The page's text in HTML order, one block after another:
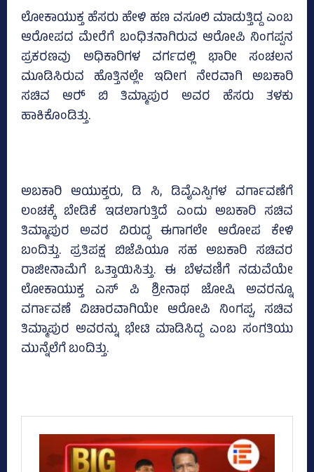
ಲೋಕಾಯುಕ್ತ ಹೆಸರು ಹೇಳಿ ಹಣ ವಸೂಲಿ ಮಾಡುತ್ತಿದ್ದ ಎಂಬ
ಆರೋಪದ ಮೇರೆಗೆ ಬಂಧಿತನಾಗಿರುವ ಆರೋಪಿ ನಿಂಗಪ್ಪನ
ಪ್ರಕರಣವು ಅಧಿಕಾರಿಗಳ ವರ್ಗದಲ್ಲಿ ಭಾರೀ ಸಂಚಲನ
ಮೂಡಿಸಿರುವ ಹೊತ್ತಿನಲ್ಲೇ ಇದೀಗ ನೇರವಾಗಿ ಅಬಕಾರಿ
ಸಚಿವ ಆರ್‍‌ ಬಿ ತಿಮ್ಮಾಪುರ ಅವರ ಹೆಸರು ತಳಕು
ಹಾಕಿಕೊಂಡಿತ್ತು.
ಅಬಕಾರಿ ಆಯುಕ್ತರು, ಡಿ ಸಿ, ಡಿವೈಎಸ್ಪಿಗಳ ವರ್ಗಾವಣೆಗೆ
ಲಂಚಕ್ಕೆ ಬೇಡಿಕೆ ಇಡಲಾಗುತ್ತಿದೆ ಎಂದು ಅಬಕಾರಿ ಸಚಿವ
ತಿಮ್ಮಾಪುರ ಅವರ ವಿರುದ್ಧ ಈಗಾಗಲೇ ಆರೋಪ ಕೇಳಿ
ಬಂದಿತ್ತು. ಪ್ರತಿಪಕ್ಷ ಬಿಜೆಪಿಯೂ ಸಹ ಅಬಕಾರಿ ಸಚಿವರ
ರಾಜೀನಾಮೆಗೆ ಒತ್ತಾಯಿಸಿತ್ತು. ಈ ಬೆಳವಣಿಗೆ ನಡುವೆಯೇ
ಲೋಕಾಯುಕ್ತ ಎಸ್‌ ಪಿ ಶ್ರೀನಾಥ ಜೋಷಿ ಅವರನ್ನೂ
ವರ್ಗಾವಣೆ ವಿಚಾರವಾಗಿಯೇ ಆರೋಪಿ ನಿಂಗಪ್ಪ, ಸಚಿವ
ತಿಮ್ಮಾಪುರ ಅವರನ್ನು ಭೇಟಿ ಮಾಡಿಸಿದ್ದ ಎಂಬ ಸಂಗತಿಯು
ಮುನ್ನೆಲೆಗೆ ಬಂದಿತ್ತು.